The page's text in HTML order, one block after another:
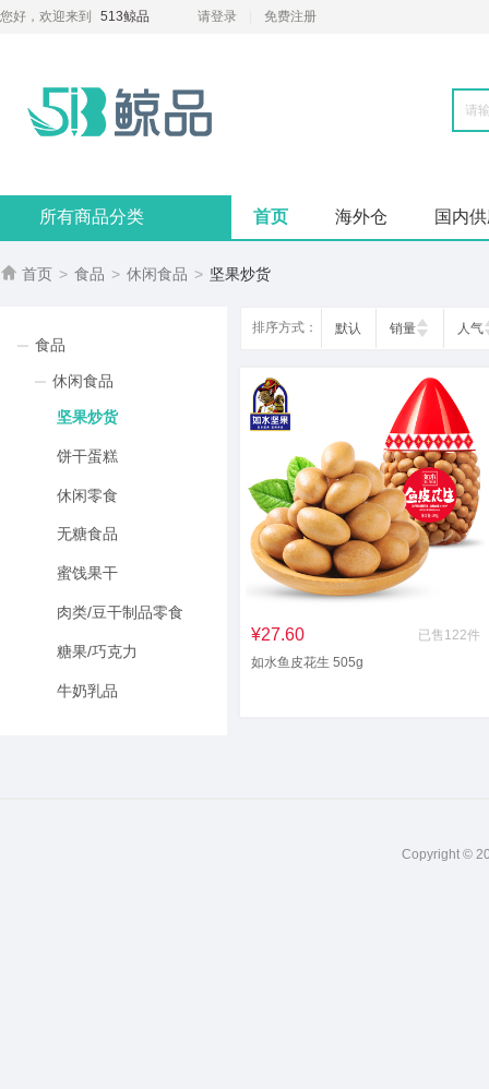
您好，欢迎来到 513鲸品 请登录 免费注册
所有商品分类 首页 海外仓 国内
 首页 > 食品 > 休闲食品 > 坚果炒货
食品
休闲食品
坚果炒货
饼干蛋糕
休闲零食
无糖食品
蜜饯果干
肉类/豆干制品零食
糖果/巧克力
牛奶乳品
排序方式： 默认 销量 人气
¥27.60
已售122件
如水鱼皮花生 505g
Copyright ©